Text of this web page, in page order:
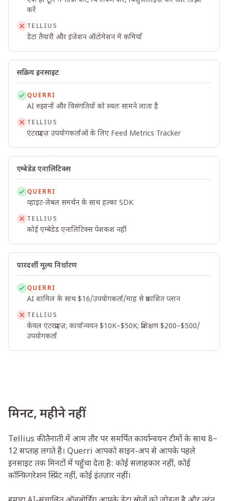
करें
TELLIUS
डेटा तैयारी और इंजेशन ऑटोमेशन में कमियाँ
सक्रिय इनसाइट
QUERRI
AI रुझानों और विसंगतियों को स्वतः सामने लाता है
TELLIUS
एंटरप्राइज़ उपयोगकर्ताओं के लिए Feed Metrics Tracker
एम्बेडेड एनालिटिक्स
QUERRI
व्हाइट-लेबल समर्थन के साथ हल्का SDK
TELLIUS
कोई एम्बेडेड एनालिटिक्स पेशकश नहीं
पारदर्शी मूल्य निर्धारण
QUERRI
AI शामिल के साथ $16/उपयोगकर्ता/माह से प्रकाशित प्लान
TELLIUS
केवल एंटरप्राइज़; कार्यान्वयन $10K–$50K; प्रशिक्षण $200–$500/
उपयोगकर्ता
मिनट, महीने नहीं
Tellius की तैनाती में आम तौर पर समर्पित कार्यान्वयन टीमों के साथ 8–
12 सप्ताह लगते हैं। Querri आपको साइन-अप से आपके पहले
इनसाइट तक मिनटों में पहुँचा देता है: कोई सलाहकार नहीं, कोई
कॉन्फ़िगरेशन स्प्रिंट नहीं, कोई इंतज़ार नहीं।